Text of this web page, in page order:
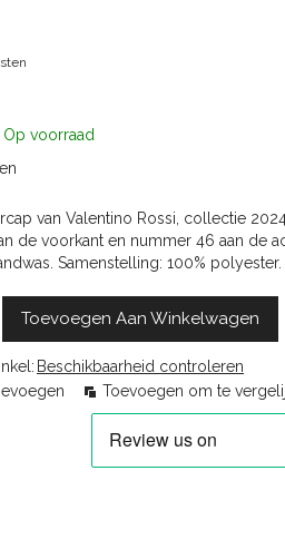
Op voorraad
van Valentino Rossi, collectie
de voorkant en nummer 46 aan de
Samenstelling: 100% polyester.
Toevoegen Aan Winkelwagen
Beschikbaarheid controleren
Toevoegen om te